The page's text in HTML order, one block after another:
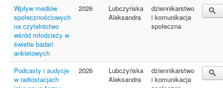
Wpływ mediów
społecznościowych
na czytelnictwo
wśród młodzieży w
świetle badań
ankietowych
2026
Lubczyńska
Aleksandra
dziennikarstwo
i komunikacja
społeczna
Podcasty i audycje
w radiostacjach
2026
Lubczyńska
Aleksandra
dziennikarstwo
i komunikacja